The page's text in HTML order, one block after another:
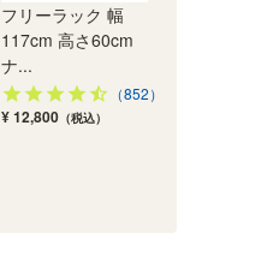
フリーラック 幅
117cm 高さ60cm
ナ...
（852）
¥ 12,800 （税込）